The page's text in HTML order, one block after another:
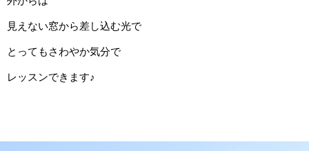
見えない窓から差し込む光で
とってもさわやか気分で
レッスンできます♪